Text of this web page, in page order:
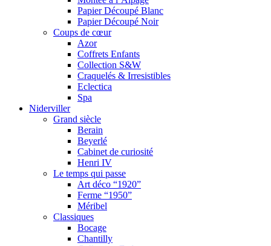
Papier Découpé Blanc
Papier Découpé Noir
Coups de cœur
Azor
Coffrets Enfants
Collection S&W
Craquelés & Irresistibles
Eclectica
Spa
Niderviller
Grand siècle
Berain
Beyerlé
Cabinet de curiosité
Henri IV
Le temps qui passe
Art déco “1920”
Ferme “1950”
Méribel
Classiques
Bocage
Chantilly